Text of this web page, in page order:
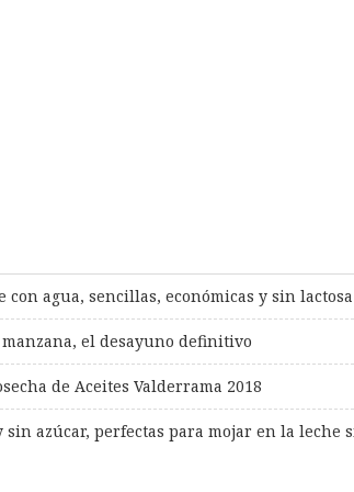
con agua, sencillas, económicas y sin lactosa
el desayuno definitivo
de Aceites Valderrama 2018
azúcar, perfectas para mojar en la leche